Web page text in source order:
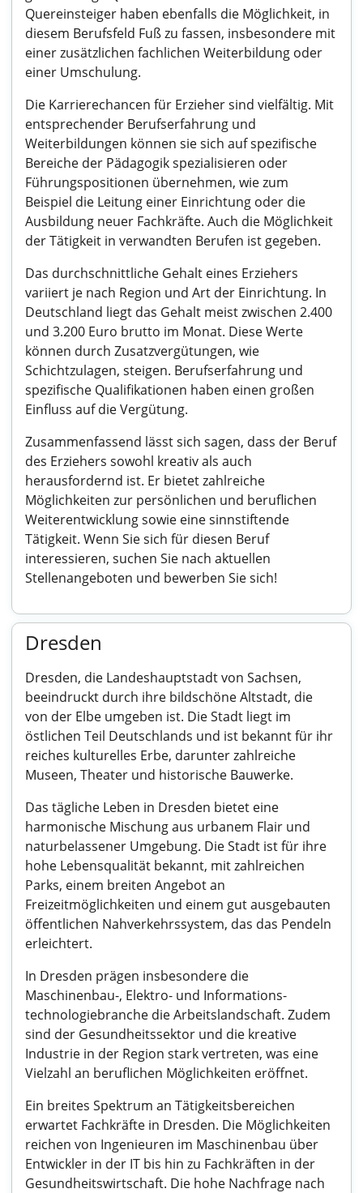
Quereinsteiger haben ebenfalls die Möglichkeit, in
diesem Berufsfeld Fuß zu fassen, insbesondere mit
einer zusätzlichen fachlichen Weiterbildung oder
einer Umschulung.
Die Karrierechancen für Erzieher sind vielfältig. Mit
entsprechender Berufserfahrung und
Weiterbildungen können sie sich auf spezifische
Bereiche der Pädagogik spezialisieren oder
Führungspositionen übernehmen, wie zum
Beispiel die Leitung einer Einrichtung oder die
Ausbildung neuer Fachkräfte. Auch die Möglichkeit
der Tätigkeit in verwandten Berufen ist gegeben.
Das durchschnittliche Gehalt eines Erziehers
variiert je nach Region und Art der Einrichtung. In
Deutschland liegt das Gehalt meist zwischen 2.400
und 3.200 Euro brutto im Monat. Diese Werte
können durch Zusatzvergütungen, wie
Schichtzulagen, steigen. Berufserfahrung und
spezifische Qualifikationen haben einen großen
Einfluss auf die Vergütung.
Zusammenfassend lässt sich sagen, dass der Beruf
des Erziehers sowohl kreativ als auch
herausfordernd ist. Er bietet zahlreiche
Möglichkeiten zur persönlichen und beruflichen
Weiterentwicklung sowie eine sinnstiftende
Tätigkeit. Wenn Sie sich für diesen Beruf
interessieren, suchen Sie nach aktuellen
Stellenangeboten und bewerben Sie sich!
Dresden
Dresden, die Landeshauptstadt von Sachsen,
beeindruckt durch ihre bildschöne Altstadt, die
von der Elbe umgeben ist. Die Stadt liegt im
östlichen Teil Deutschlands und ist bekannt für ihr
reiches kulturelles Erbe, darunter zahlreiche
Museen, Theater und historische Bauwerke.
Das tägliche Leben in Dresden bietet eine
harmonische Mischung aus urbanem Flair und
naturbelassener Umgebung. Die Stadt ist für ihre
hohe Lebensqualität bekannt, mit zahlreichen
Parks, einem breiten Angebot an
Freizeitmöglichkeiten und einem gut ausgebauten
öffentlichen Nahverkehrssystem, das das Pendeln
erleichtert.
In Dresden prägen insbesondere die
Maschinenbau-, Elektro- und Informations-
technologiebranche die Arbeitslandschaft. Zudem
sind der Gesundheitssektor und die kreative
Industrie in der Region stark vertreten, was eine
Vielzahl an beruflichen Möglichkeiten eröffnet.
Ein breites Spektrum an Tätigkeitsbereichen
erwartet Fachkräfte in Dresden. Die Möglichkeiten
reichen von Ingenieuren im Maschinenbau über
Entwickler in der IT bis hin zu Fachkräften in der
Gesundheitswirtschaft. Die hohe Nachfrage nach